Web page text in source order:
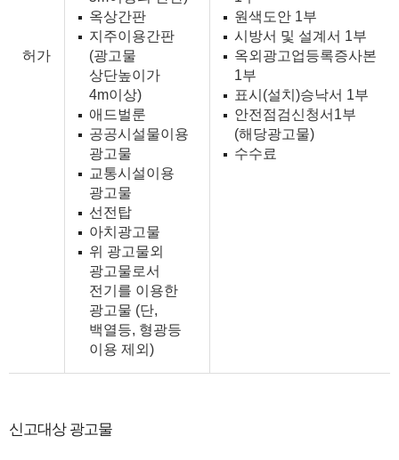
허가
옥상간판
지주이용간판
(광고물
상단높이가
4m이상)
애드벌룬
공공시설물이용
광고물
교통시설이용
광고물
선전탑
아치광고물
위 광고물외
광고물로서
전기를 이용한
광고물 (단,
백열등, 형광등
이용 제외)
원색도안 1부
시방서 및 설계서 1부
옥외광고업등록증사본
1부
표시(설치)승낙서 1부
안전점검신청서1부
(해당광고물)
수수료
신고대상 광고물